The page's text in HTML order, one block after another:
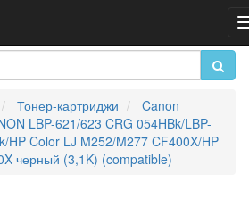
Тонер-картриджи
Canon
LBP-621/623 CRG 054HBk/LBP-
HP Color LJ M252/M277 CF400X/HP
черный (3,1K) (compatible)